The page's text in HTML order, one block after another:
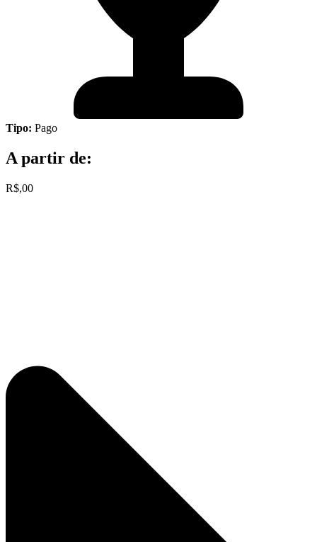
Tipo: Pago
A partir de:
R$,00